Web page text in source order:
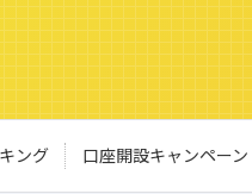
ング 口座開設キャンペーン